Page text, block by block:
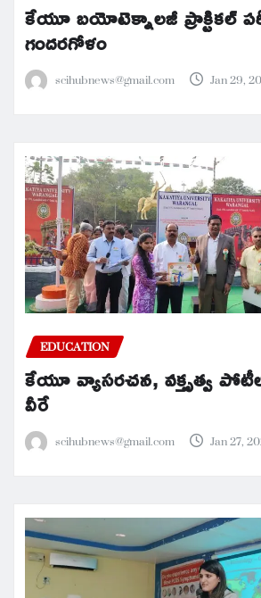
కేయూ బయోటెక్నాలజీ ప్రాక్టికల్
గందరగోళం
scihubnews@gmail.com Jan 29,
EDUCATION
కేయూ వ్యాసరచన, వక్తృత్వ
వీరే
scihubnews@gmail.com Jan 27,